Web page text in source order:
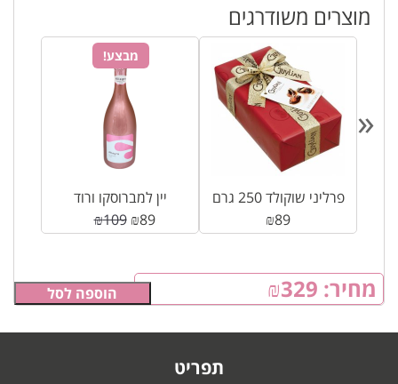
מחיר: ₪329 הוספה לסל
מוצרים משודרגים
מבצע!
יין למברוסקו ורוד
₪109 ₪89
פרליני שוקולד 250 גרם
₪89
«
תפריט